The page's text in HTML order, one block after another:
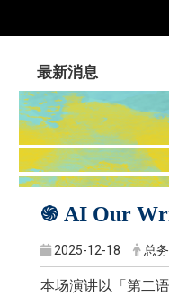
最新消息
֍​​​​ AI Our
2025-12-18 总
本场演讲以「第二